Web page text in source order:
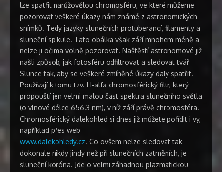
lze spatřit narůžovělou chromosféru, ve které můžeme
pozorovat veškeré úkazy nám známé z astronomických
snímků. Tedy jazyky slunečních protuberancí, filamenty a
sluneční spikule. Tato obálka však září mnohem méně a
nelze ji očima volně pozorovat. Naštěstí astronomové již
našli způsob, jak fotosféru odfiltrovat a sledovat tvář
Slunce tak, aby se veškeré zmíněné úkazy daly spatřit.
Používají k tomu tzv. H-alfa chromosférický filtr, který
propouští jen velmi malou část spektra slunečního světla
(o vlnové délce 656.3 nm), v níž září právě chromosféra.
Chromosférický dalekohled si dnes již můžete pořídit i vy,
například přes web
www.dalekohledy.cz. Co ovšem nelze sledovat tak
dokonale nikdy jindy než při slunečních zatměních, je
sluneční koróna. Jde o velmi záhadnou plazmatickou